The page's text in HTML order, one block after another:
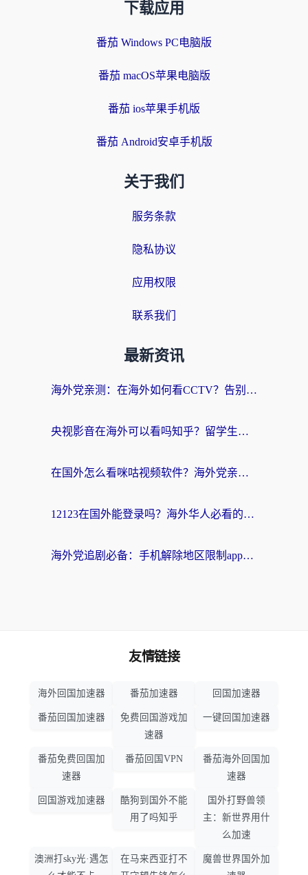
下载应用
番茄 Windows PC电脑版
番茄 macOS苹果电脑版
番茄 ios苹果手机版
番茄 Android安卓手机版
关于我们
服务条款
隐私协议
应用权限
联系我们
最新资讯
海外党亲测：在海外如何看CCTV？告别“仅限大陆播放”的实用指南
央视影音在海外可以看吗知乎？留学生亲测：3步解决地域限制+追剧自由
在国外怎么看咪咕视频软件？海外党亲测有效的回国加速方案
12123在国外能登录吗？海外华人必看的回国加速实用指南
海外党追剧必备：手机解除地区限制app怎么选？解决央视视频&国内剧地区限制全指南
友情链接
海外回国加速器 番茄加速器 回国加速器
番茄回国加速器
免费回国游戏加
速器
一键回国加速器
番茄免费回国加
速器
番茄回国VPN
番茄海外回国加
速器
回国游戏加速器
酷狗到国外不能
用了吗知乎
国外打野兽领
主：新世界用什
么加速
澳洲打sky光·遇怎
在马来西亚打不
魔兽世界国外加